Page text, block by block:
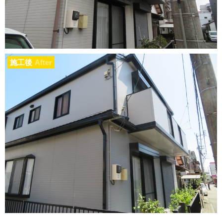
施工後 After